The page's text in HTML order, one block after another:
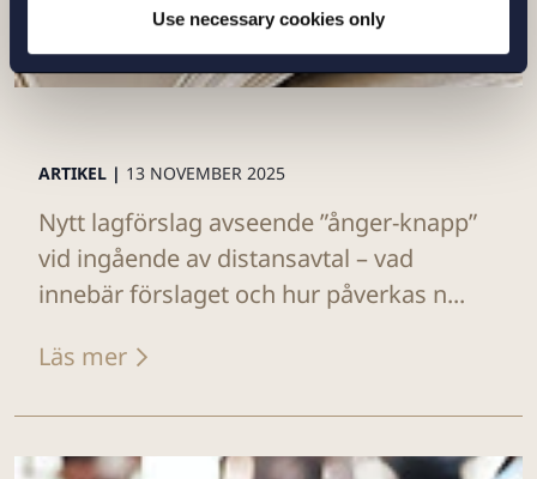
Use necessary cookies only
ARTIKEL | 13 NOVEMBER 2025
Nytt lagförslag avseende ”ånger-knapp”
vid ingående av distansavtal – vad
innebär förslaget och hur påverkas n...
Läs mer